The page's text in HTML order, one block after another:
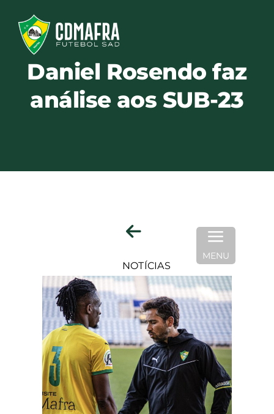
content
MENU
Daniel Rosendo faz
análise aos SUB-23
NOTÍCIAS